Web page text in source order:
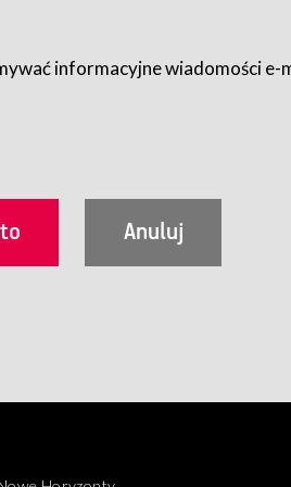
przed rozpoczęciem korzystania z
wszystkich aplikacji Serwisu może być
informacyjne wiadomości e-